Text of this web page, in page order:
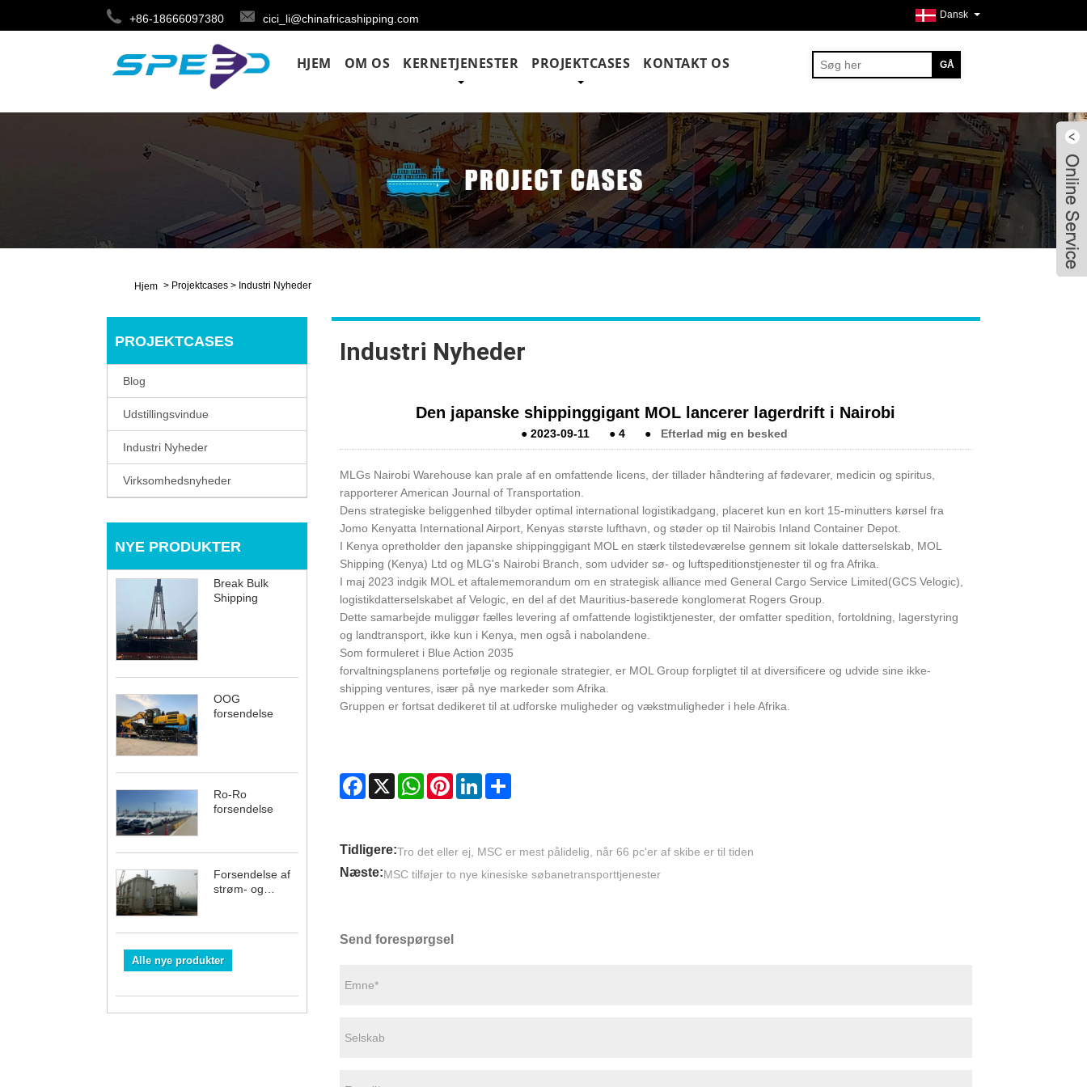
+86-18666097380 cici_li@chinafricashipping.com Dansk
HJEM OM OS KERNETJENESTER PROJEKTCASES KONTAKT OS
Hjem > Projektcases > Industri Nyheder
PROJEKTCASES
Blog
Udstillingsvindue
Industri Nyheder
Virksomhedsnyheder
NYE PRODUKTER
Break Bulk
Shipping
OOG
forsendelse
Ro-Ro
forsendelse
Forsendelse af
strøm- og
Alle nye produkter
Industri Nyheder
Den japanske shippinggigant MOL lancerer lagerdrift i Nairobi
● 2023-09-11 ● 4 ● Efterlad mig en besked
MLGs Nairobi Warehouse kan prale af en omfattende licens, der tillader håndtering af fødevarer, medicin og spiritus,
rapporterer American Journal of Transportation.
Dens strategiske beliggenhed tilbyder optimal international logistikadgang, placeret kun en kort 15-minutters kørsel fra
Jomo Kenyatta International Airport, Kenyas største lufthavn, og støder op til Nairobis Inland Container Depot.
I Kenya opretholder den japanske shippinggigant MOL en stærk tilstedeværelse gennem sit lokale datterselskab, MOL
Shipping (Kenya) Ltd og MLG's Nairobi Branch, som udvider sø- og luftspeditionstjenester til og fra Afrika.
I maj 2023 indgik MOL et aftalememorandum om en strategisk alliance med General Cargo Service Limited(GCS Velogic),
logistikdatterselskabet af Velogic, en del af det Mauritius-baserede konglomerat Rogers Group.
Dette samarbejde muliggør fælles levering af omfattende logistiktjenester, der omfatter spedition, fortoldning, lagerstyring
og landtransport, ikke kun i Kenya, men også i nabolandene.
Som formuleret i Blue Action 2035
forvaltningsplanens portefølje og regionale strategier, er MOL Group forpligtet til at diversificere og udvide sine ikke-
shipping ventures, især på nye markeder som Afrika.
Gruppen er fortsat dedikeret til at udforske muligheder og vækstmuligheder i hele Afrika.
Facebook
X WhatsAppPinterestLinkedInShare
Tidligere:Tro det eller ej, MSC er mest pålidelig, når 66 pc'er af skibe er til tiden
Næste:MSC tilføjer to nye kinesiske søbanetransporttjenester
Send forespørgsel